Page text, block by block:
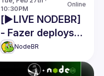
10:30PM
Online
[▶️LIVE NODEBR]
- Fazer deploys
na sexta sem
medo
NodeBR